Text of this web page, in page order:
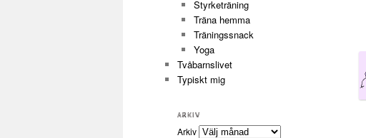
Styrketräning
Träna hemma
Träningssnack
Yoga
Tvåbarnslivet
Typiskt mig
ARKIV
Arkiv